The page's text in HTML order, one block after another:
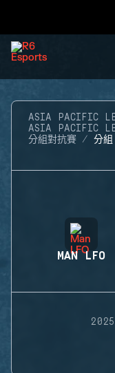
ASIA PACIFIC
ASIA PACIFIC
分組對抗賽
分
MAN LFO